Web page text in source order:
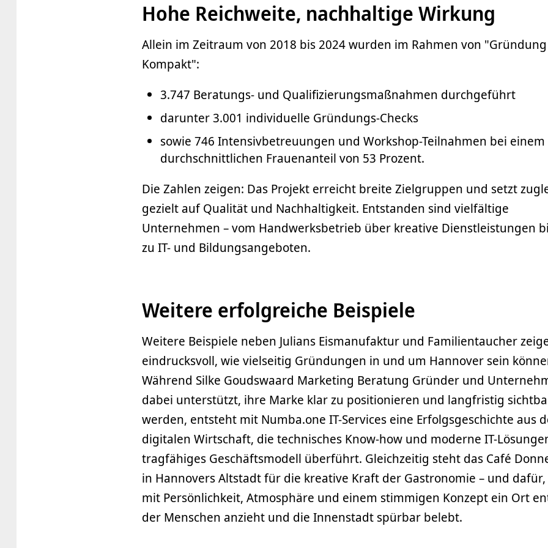
Hohe Reichweite, nachhaltige Wirkung
Allein im Zeitraum von 2018 bis 2024 wurden im Rahmen von "Gründung
Kompakt":
3.747 Beratungs- und Qualifizierungsmaßnahmen durchgeführt
darunter 3.001 individuelle Gründungs-Checks
sowie 746 Intensivbetreuungen und Workshop-Teilnahmen bei einem
durchschnittlichen Frauenanteil von 53 Prozent.
Die Zahlen zeigen: Das Projekt erreicht breite Zielgruppen und setzt
gezielt auf Qualität und Nachhaltigkeit. Entstanden sind vielfältige
Unternehmen – vom Handwerksbetrieb über kreative Dienstleistungen
zu IT- und Bildungsangeboten.
Weitere erfolgreiche Beispiele
Weitere Beispiele neben Julians Eismanufaktur und Familientaucher
eindrucksvoll, wie vielseitig Gründungen in und um Hannover sein
Während Silke Goudswaard Marketing Beratung Gründer und
dabei unterstützt, ihre Marke klar zu positionieren und langfristig
werden, entsteht mit Numba.one IT-Services eine Erfolgsgeschichte aus
digitalen Wirtschaft, die technisches Know-how und moderne IT-
tragfähiges Geschäftsmodell überführt. Gleichzeitig steht das Café
in Hannovers Altstadt für die kreative Kraft der Gastronomie – und dafür,
mit Persönlichkeit, Atmosphäre und einem stimmigen Konzept ein Ort
der Menschen anzieht und die Innenstadt spürbar belebt.